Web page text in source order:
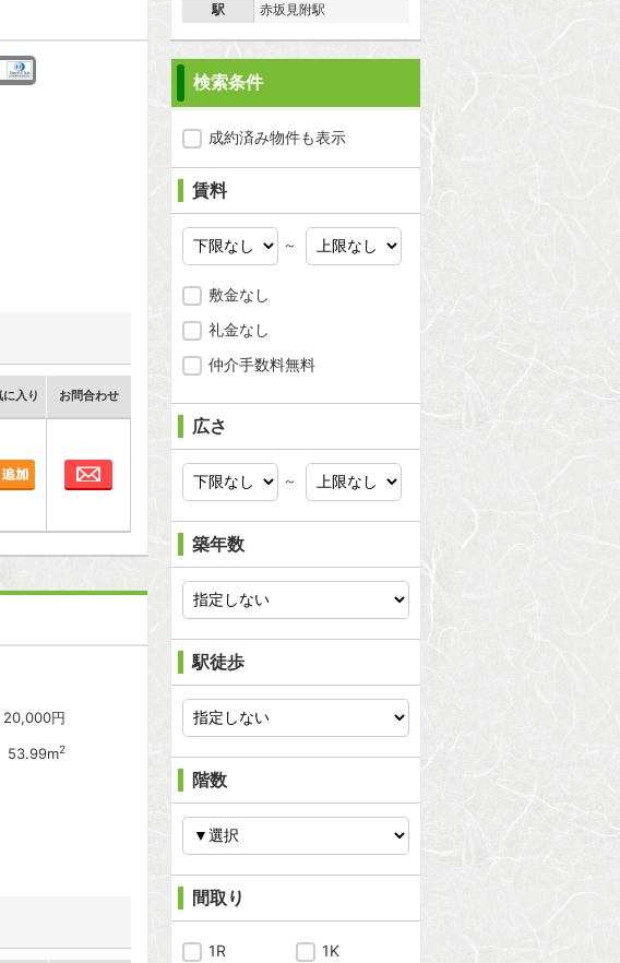
に入り お問合わせ
お問合わせ
20,000円
53.99m2
駅 赤坂見附駅
検索条件
成約済み物件も表示
賃料
～
敷金なし
礼金なし
仲介手数料無料
広さ
～
築年数
駅徒歩
階数
間取り
1R
1K